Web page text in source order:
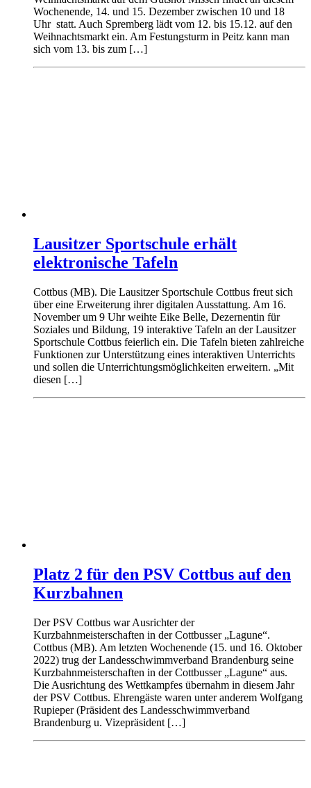
Wochenende, 14. und 15. Dezember zwischen 10 und 18
Uhr statt. Auch Spremberg lädt vom 12. bis 15.12. auf den
Weihnachtsmarkt ein. Am Festungsturm in Peitz kann man
sich vom 13. bis zum […]
Lausitzer Sportschule erhält
elektronische Tafeln
Cottbus (MB). Die Lausitzer Sportschule Cottbus freut sich
über eine Erweiterung ihrer digitalen Ausstattung. Am 16.
November um 9 Uhr weihte Eike Belle, Dezernentin für
Soziales und Bildung, 19 interaktive Tafeln an der Lausitzer
Sportschule Cottbus feierlich ein. Die Tafeln bieten zahlreiche
Funktionen zur Unterstützung eines interaktiven Unterrichts
und sollen die Unterrichtungsmöglichkeiten erweitern. „Mit
diesen […]
Platz 2 für den PSV Cottbus auf den
Kurzbahnen
Der PSV Cottbus war Ausrichter der
Kurzbahnmeisterschaften in der Cottbusser „Lagune“.
Cottbus (MB). Am letzten Wochenende (15. und 16. Oktober
2022) trug der Landesschwimmverband Brandenburg seine
Kurzbahnmeisterschaften in der Cottbusser „Lagune“ aus.
Die Ausrichtung des Wettkampfes übernahm in diesem Jahr
der PSV Cottbus. Ehrengäste waren unter anderem Wolfgang
Rupieper (Präsident des Landesschwimmverband
Brandenburg u. Vizepräsident […]